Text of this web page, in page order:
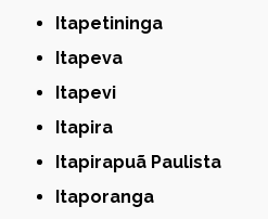
Itapetininga
Itapeva
Itapevi
Itapira
Itapirapuã Paulista
Itaporanga